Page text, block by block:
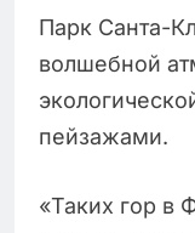
Парк Санта-
волшебной
пейзажами.
«Таких гор в